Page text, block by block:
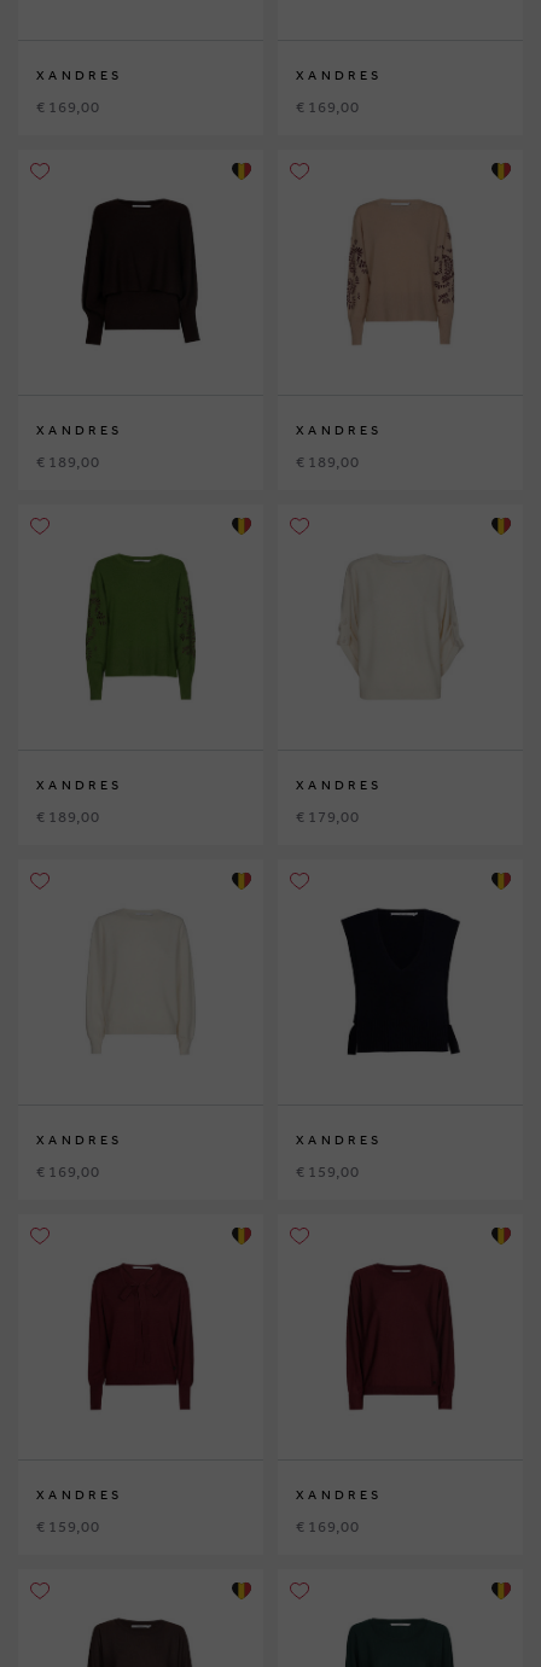
XANDRES
€ 169,00
XANDRES
€ 169,00
XANDRES
€ 189,00
XANDRES
€ 189,00
XANDRES
€ 189,00
XANDRES
€ 179,00
XANDRES
€ 169,00
XANDRES
€ 159,00
XANDRES
€ 159,00
XANDRES
€ 169,00